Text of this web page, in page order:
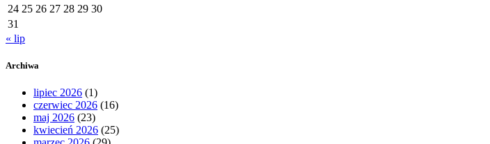
24 25 26 27 28 29 30
31
« lip
Archiwa
lipiec 2026 (1)
czerwiec 2026 (16)
maj 2026 (23)
kwiecień 2026 (25)